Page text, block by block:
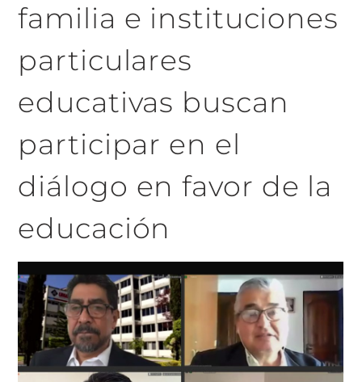
familia e instituciones
particulares
educativas buscan
participar en el
diálogo en favor de la
educación